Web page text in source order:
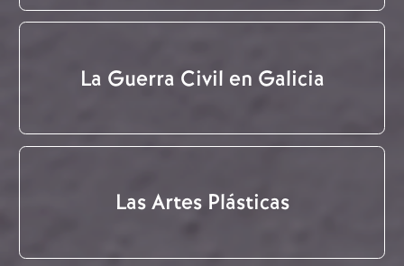
La Guerra Civil en Galicia
Las Artes Plásticas